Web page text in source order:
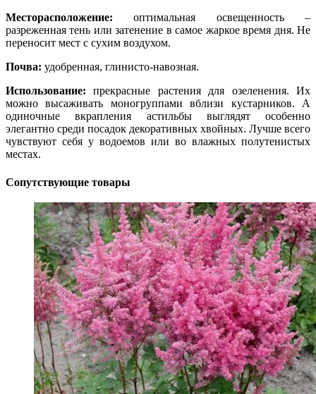
Месторасположение:оптимальная освещенность –
разреженная тень или затенение в самое жаркое время дня. Не
переносит мест с сухим воздухом.
Почва: удобренная, глинисто-навозная.
Использование: прекрасные растения для озеленения. Их
можно высаживать моногруппами вблизи кустарников. А
одиночные вкрапления астильбы выглядят особенно
элегантно среди посадок декоративных хвойных. Лучше всего
чувствуют себя у водоемов или во влажных полутенистых
местах.
Сопутствующие товары